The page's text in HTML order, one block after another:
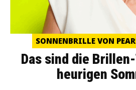
SONNENBRILLE VON
Das sind die
heurigen